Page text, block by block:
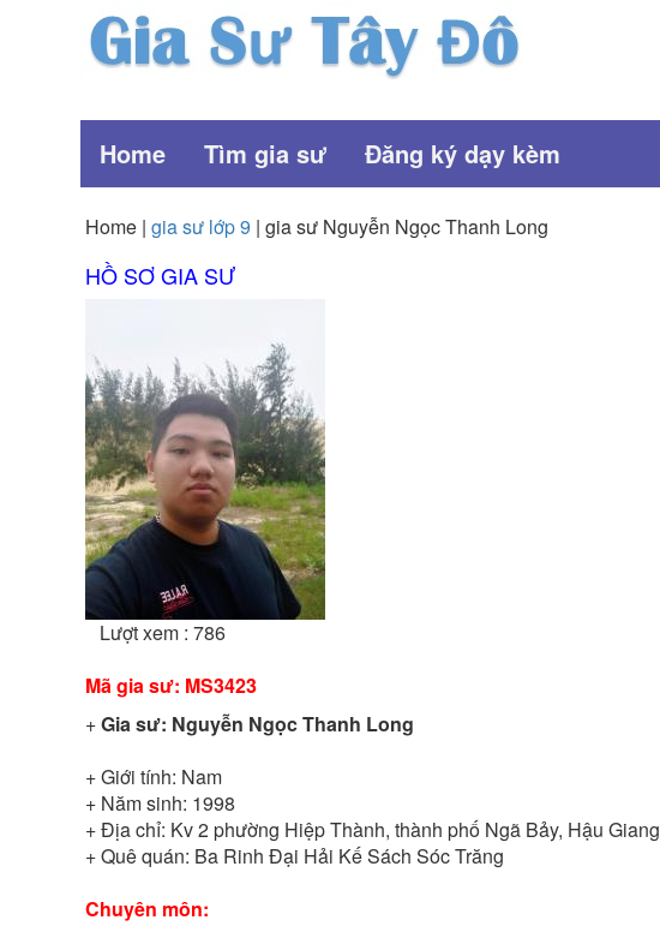
Home Tìm gia sư Đăng ký dạy kèm
Home |gia sư lớp 9 | gia sư Nguyễn Ngọc Thanh Long
HỒ SƠ GIA SƯ
Lượt xem : 786
Mã gia sư: MS3423
+Gia sư: Nguyễn Ngọc Thanh Long
+ Giới tính: Nam
+ Năm sinh: 1998
+ Địa chỉ: Kv 2 phường Hiệp Thành, thành phố Ngã Bảy, Hậu Giang
+ Quê quán: Ba Rinh Đại Hải Kế Sách Sóc Trăng
Chuyên môn: